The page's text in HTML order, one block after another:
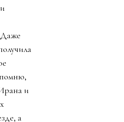
Даже
и
а